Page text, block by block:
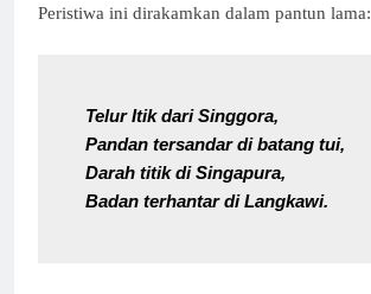
Peristiwa ini dirakamkan dalam pantun lama:
Telur Itik dari Singgora,
Pandan tersandar di batang tui,
Darah titik di Singapura,
Badan terhantar di Langkawi.